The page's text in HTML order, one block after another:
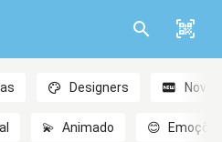
Designers Novo
💫 Animado 😊